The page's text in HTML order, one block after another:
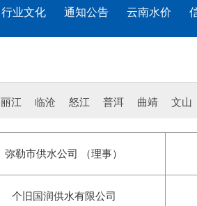
行业文化 通知公告 云南水价
丽江 临沧 怒江 普洱 曲靖 文山
弥勒市供水公司 （理事）
个旧国润供水有限公司